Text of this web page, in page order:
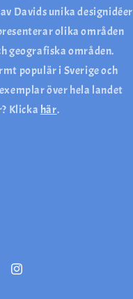
Davids unika designidéer
olika områden
geografiska områden.
populär i Sverige och
över hela landet
Klicka här.
Instagram